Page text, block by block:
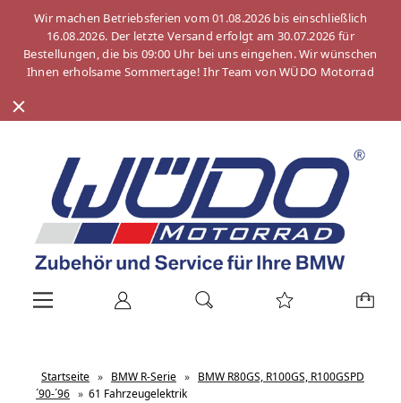
Wir machen Betriebsferien vom 01.08.2026 bis einschließlich
16.08.2026. Der letzte Versand erfolgt am 30.07.2026 für
Bestellungen, die bis 09:00 Uhr bei uns eingehen. Wir wünschen
Ihnen erholsame Sommertage! Ihr Team von WÜDO Motorrad
Startseite » BMW R-Serie » BMW R80GS, R100GS, R100GSPD
´90-´96 » 61 Fahrzeugelektrik